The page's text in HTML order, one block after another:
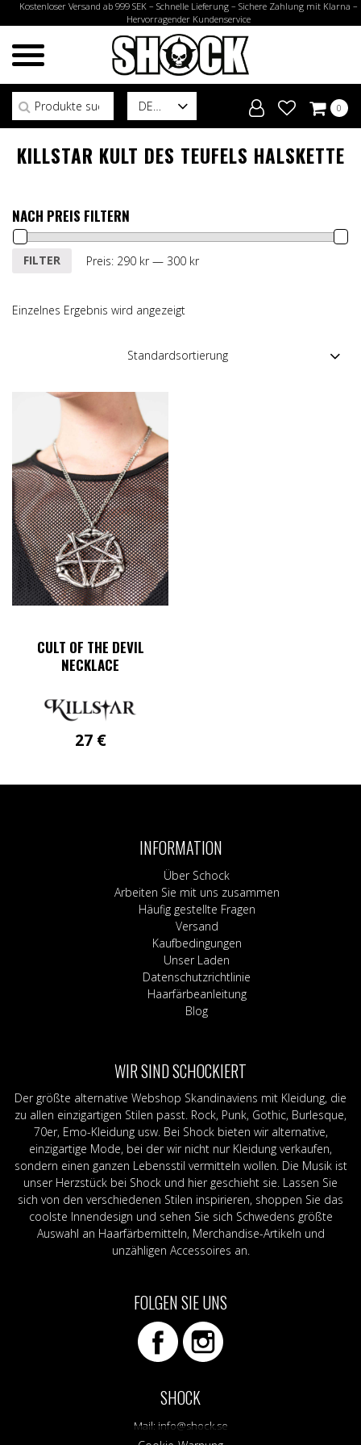
Kostenloser Versand ab 999 SEK – Schnelle Lieferung – Sichere Zahlung mit Klarna –
Hervorragender Kundenservice
DE
Suchen nach:
0
KILLSTAR KULT DES TEUFELS HALSKETTE
NACH PREIS FILTERN
Min.
Max.
FILTER Preis: 290 kr— 300 kr
Einzelnes Ergebnis wird angezeigt
CULT OF THE DEVIL
NECKLACE
27 €
INFORMATION
Über Schock
Arbeiten Sie mit uns zusammen
Häufig gestellte Fragen
Versand
Kaufbedingungen
Unser Laden
Datenschutzrichtlinie
Haarfärbeanleitung
Blog
WIR SIND SCHOCKIERT
Der größte alternative Webshop Skandinaviens mit Kleidung, die
zu allen einzigartigen Stilen passt. Rock, Punk, Gothic, Burlesque,
70er, Emo-Kleidung usw. Bei Shock bieten wir alternative,
einzigartige Mode, bei der wir nicht nur Kleidung verkaufen,
sondern einen ganzen Lebensstil vermitteln wollen. Die Musik ist
unser Herzstück bei Shock und hier geschieht sie. Lassen Sie
sich von den verschiedenen Stilen inspirieren, shoppen Sie das
coolste Innendesign und sehen Sie sich Schwedens größte
Auswahl an Haarfärbemitteln, Merchandise-Artikeln und
unzähligen Accessoires an.
FOLGEN SIE UNS
SHOCK
Mail: info@shock.se